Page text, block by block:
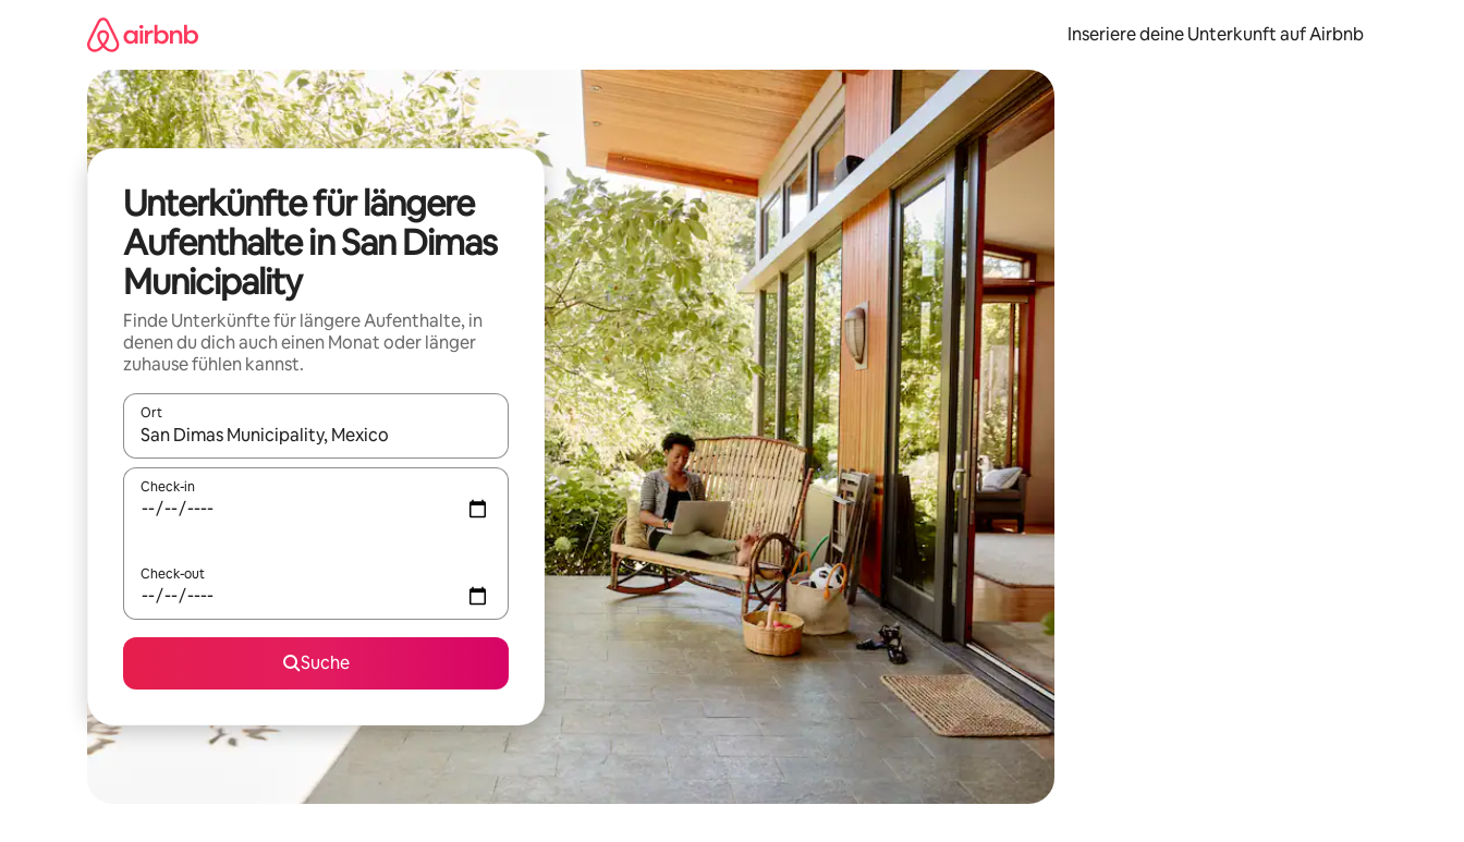
Inseriere deine Unterkunft auf Airbnb
Unterkünfte für längere
Aufenthalte in San Dimas
Municipality
Finde Unterkünfte für längere Aufenthalte, in
denen du dich auch einen Monat oder länger
zuhause fühlen kannst.
Ort
Wenn Ergebnisse verfügbar sind, navigiere mit den Pfeiltasten nach oben und unten oder erkunde die Ergebnisse durch Berühren oder Wischgesten.
Check-in
Check-out
Suche